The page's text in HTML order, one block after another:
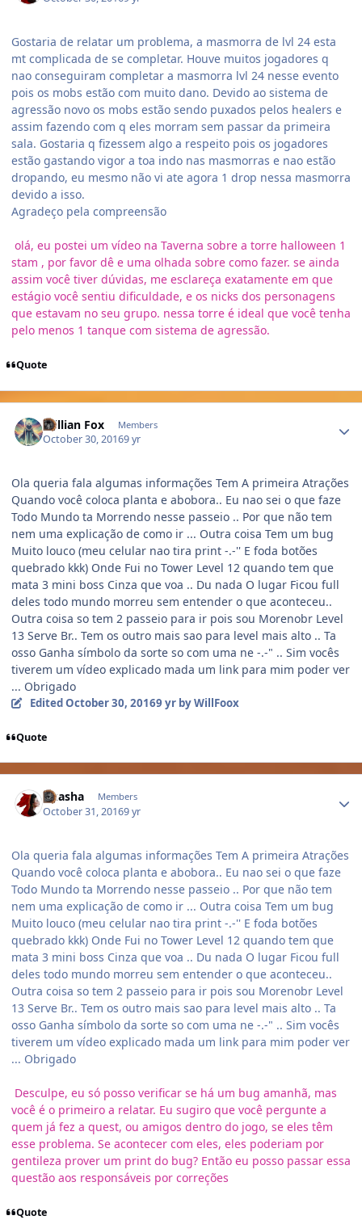
Gostaria de relatar um problema, a masmorra de lvl 24 esta
mt complicada de se completar. Houve muitos jogadores q
nao conseguiram completar a masmorra lvl 24 nesse evento
pois os mobs estão com muito dano. Devido ao sistema de
agressão novo os mobs estão sendo puxados pelos healers e
assim fazendo com q eles morram sem passar da primeira
sala. Gostaria q fizessem algo a respeito pois os jogadores
estão gastando vigor a toa indo nas masmorras e nao estão
dropando, eu mesmo não vi ate agora 1 drop nessa masmorra
devido a isso.
Agradeço pela compreensão
olá, eu postei um vídeo na Taverna sobre a torre halloween 1
stam , por favor dê e uma olhada sobre como fazer. se ainda
assim você tiver dúvidas, me esclareça exatamente em que
estágio você sentiu dificuldade, e os nicks dos personagens
que estavam no seu grupo. nessa torre é ideal que você tenha
pelo menos 1 tanque com sistema de agressão.
Quote
Willian Fox Members
October 30, 20169 yr
Ola queria fala algumas informações Tem A primeira Atrações
Quando você coloca planta e abobora.. Eu nao sei o que faze
Todo Mundo ta Morrendo nesse passeio .. Por que não tem
nem uma explicação de como ir ... Outra coisa Tem um bug
Muito louco (meu celular nao tira print -.-'' E foda botões
quebrado kkk) Onde Fui no Tower Level 12 quando tem que
mata 3 mini boss Cinza que voa .. Du nada O lugar Ficou full
deles todo mundo morreu sem entender o que aconteceu..
Outra coisa so tem 2 passeio para ir pois sou Morenobr Level
13 Serve Br.. Tem os outro mais sao para level mais alto .. Ta
osso Ganha símbolo da sorte so com uma ne -.-" .. Sim vocês
tiverem um vídeo explicado mada um link para mim poder ver
... Obrigado
EditedOctober 30, 20169 yrby WillFoox
Quote
Akasha Members
October 31, 20169 yr
Ola queria fala algumas informações Tem A primeira Atrações
Quando você coloca planta e abobora.. Eu nao sei o que faze
Todo Mundo ta Morrendo nesse passeio .. Por que não tem
nem uma explicação de como ir ... Outra coisa Tem um bug
Muito louco (meu celular nao tira print -.-'' E foda botões
quebrado kkk) Onde Fui no Tower Level 12 quando tem que
mata 3 mini boss Cinza que voa .. Du nada O lugar Ficou full
deles todo mundo morreu sem entender o que aconteceu..
Outra coisa so tem 2 passeio para ir pois sou Morenobr Level
13 Serve Br.. Tem os outro mais sao para level mais alto .. Ta
osso Ganha símbolo da sorte so com uma ne -.-" .. Sim vocês
tiverem um vídeo explicado mada um link para mim poder ver
... Obrigado
Desculpe, eu só posso verificar se há um bug amanhã, mas
você é o primeiro a relatar. Eu sugiro que você pergunte a
quem já fez a quest, ou amigos dentro do jogo, se eles têm
esse problema. Se acontecer com eles, eles poderiam por
gentileza prover um print do bug? Então eu posso passar essa
questão aos responsáveis por correções
Quote